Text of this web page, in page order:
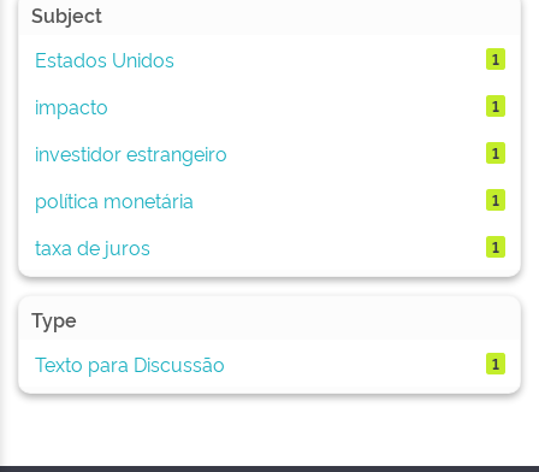
Subject
Estados Unidos
1
impacto 1
investidor estrangeiro 1
política monetária 1
taxa de juros 1
Type
Texto para Discussão
1